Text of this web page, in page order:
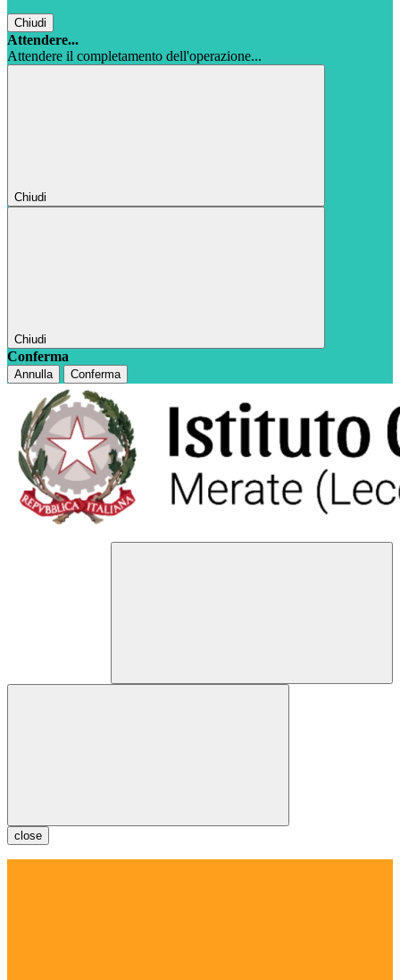
Chiudi
Attendere...
Attendere il completamento dell'operazione...
Chiudi
Chiudi
Conferma
Annulla Conferma
close